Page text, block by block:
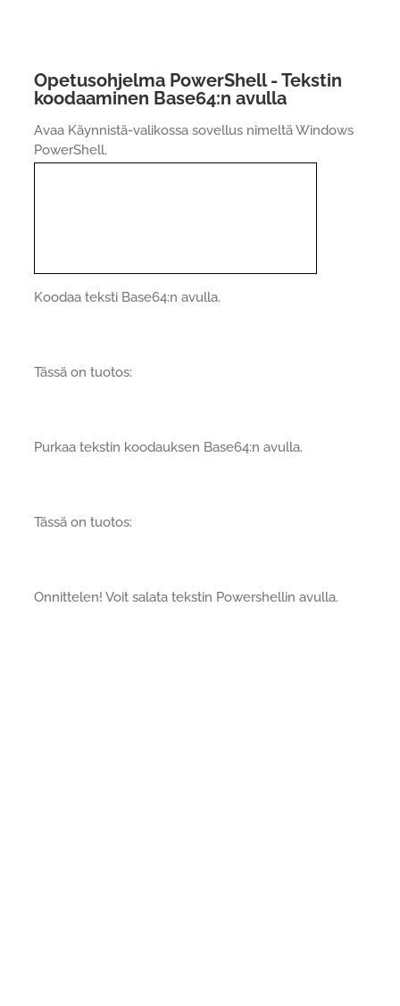
Opetusohjelma PowerShell - Tekstin
koodaaminen Base64:n avulla
Avaa Käynnistä-valikossa sovellus nimeltä Windows
PowerShell.
Koodaa teksti Base64:n avulla.
Tässä on tuotos:
Purkaa tekstin koodauksen Base64:n avulla.
Tässä on tuotos:
Onnittelen! Voit salata tekstin Powershellin avulla.